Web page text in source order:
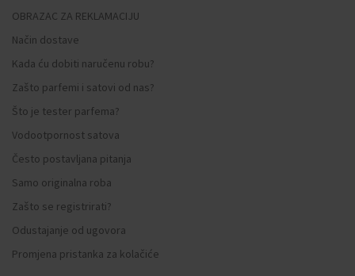
OBRAZAC ZA REKLAMACIJU
Način dostave
Kada ću dobiti naručenu robu?
Zašto parfemi i satovi od nas?
Što je tester parfema?
Vodootpornost satova
Često postavljana pitanja
Samo originalna roba
Zašto se registrirati?
Odustajanje od ugovora
Promjena pristanka za kolačiće